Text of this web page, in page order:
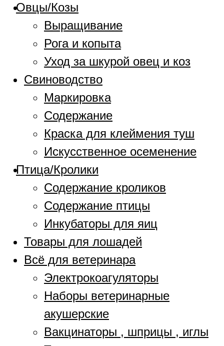
Овцы/Козы
Выращивание
Рога и копыта
Уход за шкурой овец и коз
Свиноводство
Маркировка
Содержание
Краска для клеймения туш
Искусственное осеменение
Птица/Кролики
Содержание кроликов
Содержание птицы
Инкубаторы для яиц
Товары для лошадей
Всё для ветеринара
Электрокоагуляторы
Наборы ветеринарные
акушерские
Вакцинаторы , шприцы , иглы